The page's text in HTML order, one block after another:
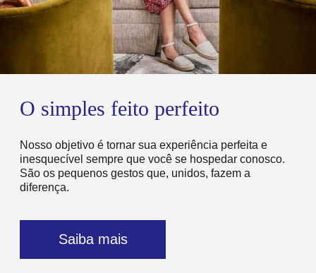
O simples feito perfeito
Nosso objetivo é tornar sua experiência perfeita e
inesquecível sempre que você se hospedar conosco.
São os pequenos gestos que, unidos, fazem a
diferença.
Saiba mais